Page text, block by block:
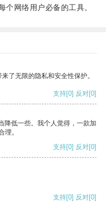
个网络用户必备的工具。
了无限的隐私和安全性保护。
支持[0] 反对[0]
降低一些。我个人觉得，一款加
理。
支持[0] 反对[0]
支持[0] 反对[0]